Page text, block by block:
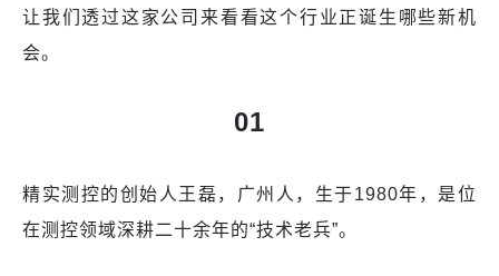
让我们透过这家公司来看看这个行业正诞生哪些新机
会。
01
精实测控的创始人王磊，广州人，生于1980年，是位
在测控领域深耕二十余年的“技术老兵”。